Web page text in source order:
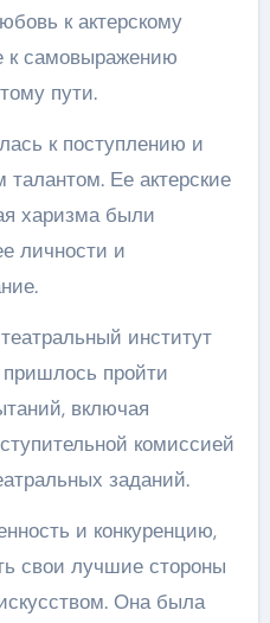
к актерскому
к самовыражению
пути.
к поступлению и
Ее актерские
харизма были
личности и
институт
пройти
включая
комиссией
заданий.
и конкуренцию,
свои лучшие стороны
Она была